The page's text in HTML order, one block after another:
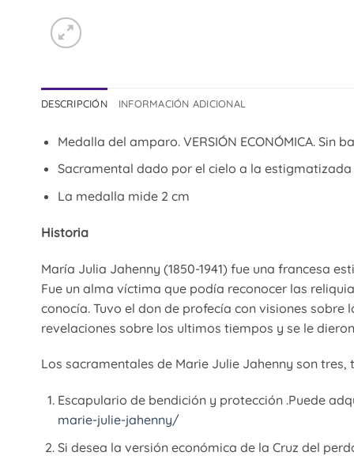
DESCRIPCIÓN INFORMACIÓN ADICIONAL
Medalla del amparo. VERSIÓN ECONÓMICA. Sin
Sacramental dado por el cielo a la
La medalla mide 2 cm
Historia
María Julia Jahenny (1850-1941) fue una francesa
Fue un alma víctima que podía reconocer las
conocía. Tuvo el don de profecía con visiones
revelaciones sobre los ultimos tiempos y se le
Los sacramentales de Marie Julie Jahenny son
Escapulario de bendición y protección .Puede
marie-julie-jahenny/
Si desea la versión económica de la Cruz del